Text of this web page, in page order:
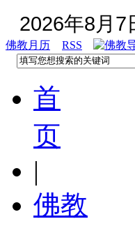
2026年8月7
佛教月历 RSS
首
页
|
佛教